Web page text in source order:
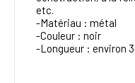
etc.
-Matériau : métal
-Couleur : noir
-Longueur : environ